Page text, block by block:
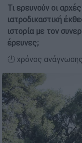
Τι ερευνούν οι
ιατροδικαστική
ιστορία με τον
έρευνες;
🕛 χρόνος